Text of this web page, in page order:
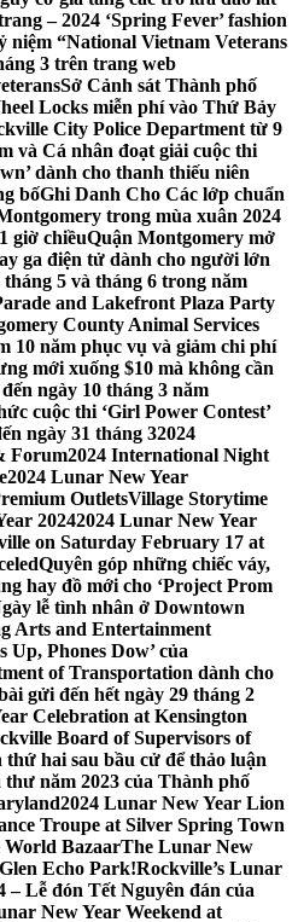
– 2024 ‘Spring Fever’ fashion
niệm “National Vietnam Veterans
3 trên trang web
Sở Cảnh sát Thành phố
Locks miễn phí vào Thứ Bảy
City Police Department từ 9
và Cá nhân đoạt giải cuộc thi
dành cho thanh thiếu niên
bốGhi Danh Cho Các lớp chuẩn
trong mùa xuân 2024
giờ chiềuQuận Montgomery mở
ga điện tử dành cho người lớn
5 và tháng 6 trong năm
and Lakefront Plaza Party
County Animal Services
10 năm phục vụ và giảm chi phí
mới xuống $10 mà không cần
ngày 10 tháng 3 năm
cuộc thi ‘Girl Power Contest’
ngày 31 tháng 32024
Forum2024 International Night
2024 Lunar New Year
OutletsVillage Storytime
20242024 Lunar New Year
on Saturday February 17 at
Quyên góp những chiếc váy,
hay đồ mới cho ‘Project Prom
lễ tình nhân ở Downtown
Arts and Entertainment
Up, Phones Dow’ của
of Transportation dành cho
gửi đến hết ngày 29 tháng 2
Celebration at Kensington
Board of Supervisors of
thứ hai sau bầu cử để thảo luận
năm 2023 của Thành phố
2024 Lunar New Year Lion
Troupe at Silver Spring Town
World BazaarThe Lunar New
Echo Park!Rockville’s Lunar
– Lễ đón Tết Nguyên đán của
New Year Weekend at